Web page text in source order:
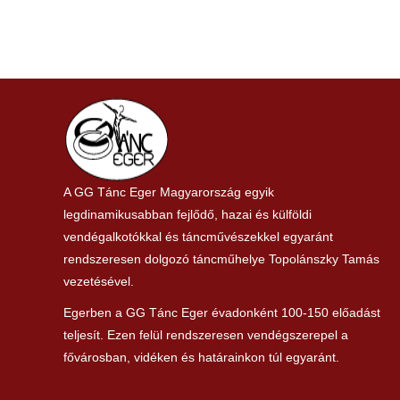
A GG Tánc Eger Magyarország egyik
legdinamikusabban fejlődő, hazai és külföldi
vendégalkotókkal és táncművészekkel egyaránt
rendszeresen dolgozó táncműhelye Topolánszky Tamás
vezetésével.
Egerben a GG Tánc Eger évadonként 100-150 előadást
teljesít. Ezen felül rendszeresen vendégszerepel a
fővárosban, vidéken és határainkon túl egyaránt.